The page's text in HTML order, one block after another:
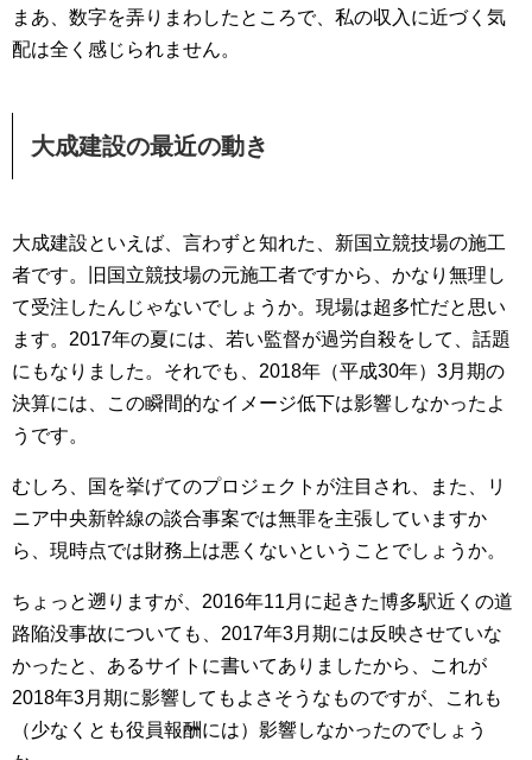
まあ、数字を弄りまわしたところで、私の収入に近づく気
配は全く感じられません。
大成建設の最近の動き
大成建設といえば、言わずと知れた、新国立競技場の施工
者です。旧国立競技場の元施工者ですから、かなり無理し
て受注したんじゃないでしょうか。現場は超多忙だと思い
ます。2017年の夏には、若い監督が過労自殺をして、話題
にもなりました。それでも、2018年（平成30年）3月期の
決算には、この瞬間的なイメージ低下は影響しなかったよ
うです。
むしろ、国を挙げてのプロジェクトが注目され、また、リ
ニア中央新幹線の談合事案では無罪を主張していますか
ら、現時点では財務上は悪くないということでしょうか。
ちょっと遡りますが、2016年11月に起きた博多駅近くの道
路陥没事故についても、2017年3月期には反映させていな
かったと、あるサイトに書いてありましたから、これが
2018年3月期に影響してもよさそうなものですが、これも
（少なくとも役員報酬には）影響しなかったのでしょう